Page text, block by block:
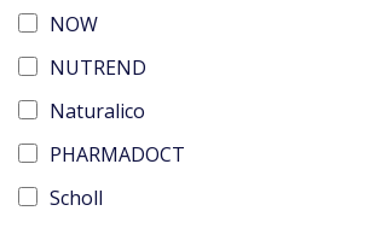
Минерална и изворна вода
Отслабване и детокс
Пробиотици
Протеини
Протеинови барчета
NOW
NUTREND
Naturalico
PHARMADOCT
Scholl